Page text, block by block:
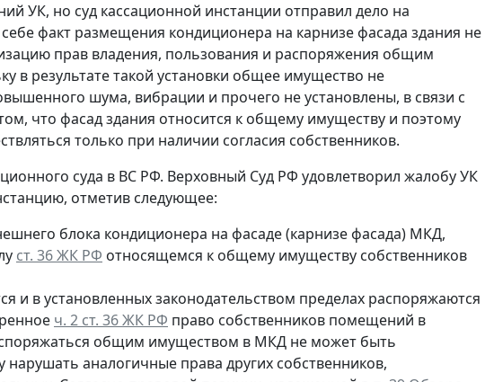
УК, но суд кассационной инстанции отправил дело на
факт размещения кондиционера на карнизе фасада здания не
прав владения, пользования и распоряжения общим
в результате такой установки общее имущество не
шума, вибрации и прочего не установлены, в связи с
что фасад здания относится к общему имуществу и поэтому
только при наличии согласия собственников.
суда в ВС РФ. Верховный Суд РФ удовлетворил жалобу УК
отметив следующее:
блока кондиционера на фасаде (карнизе фасада) МКД,
ст. 36 ЖК РФ относящемся к общему имуществу собственников
в установленных законодательством пределах распоряжаются
ч. 2 ст. 36 ЖК РФ право собственников помещений в
общим имуществом в МКД не может быть
аналогичные права других собственников,